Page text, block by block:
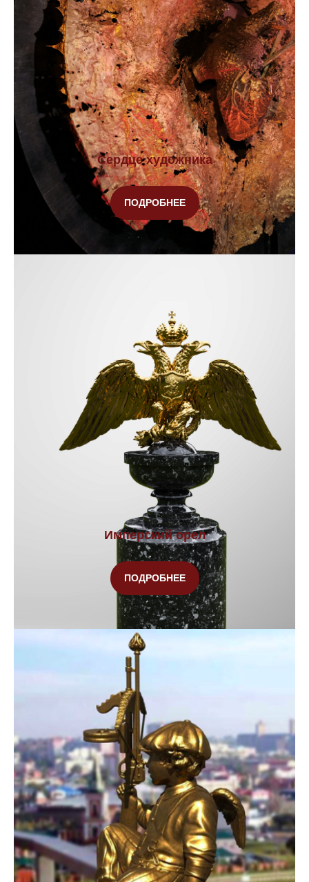
Сердце художника
ПОДРОБНЕЕ
Имперский орел
ПОДРОБНЕЕ
Наш главный козырь — лучшие скульпторы
и художники страны и современный
литейный завод
Гарантируем самые сжатые сроки
20 лет на рынке
Изготовим всего за 30 дней